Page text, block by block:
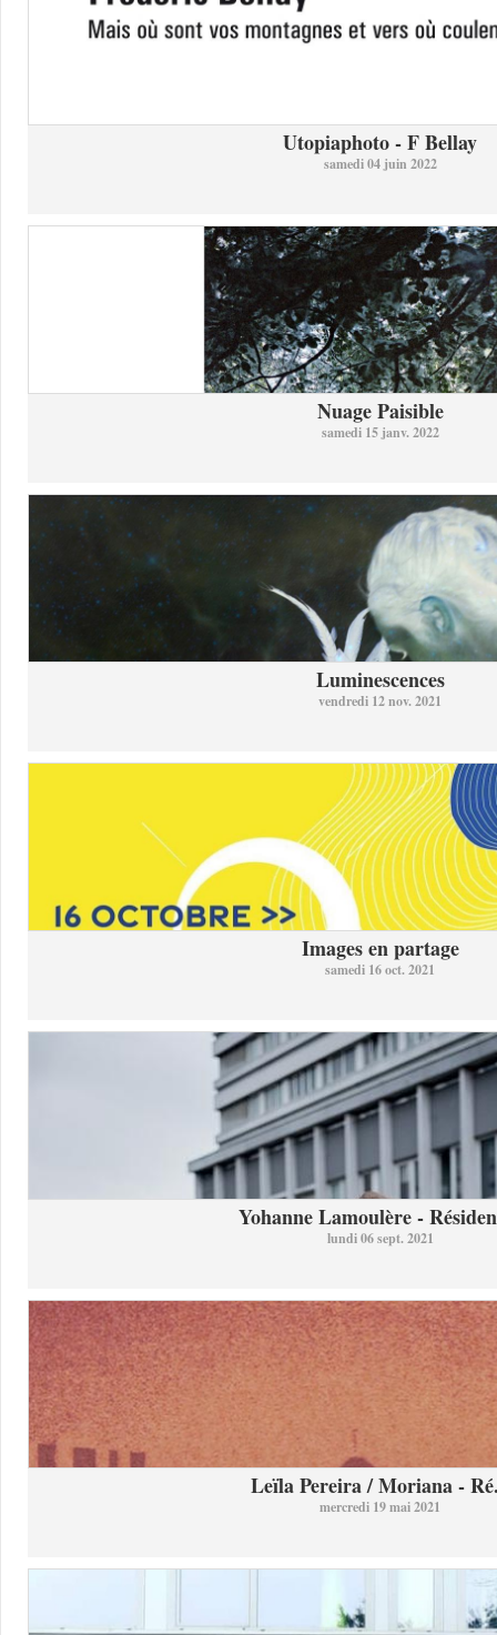
Utopiaphoto - F Bellay
samedi 04 juin 2022
Nuage Paisible
samedi 15 janv. 2022
Luminescences
vendredi 12 nov. 2021
Images en partage
samedi 16 oct. 2021
Yohanne Lamoulère -
lundi 06 sept. 2021
Leïla Pereira / Moriana -
mercredi 19 mai 2021